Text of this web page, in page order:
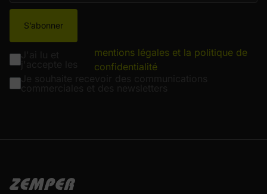
S’abonner
mentions légales et la politique de
confidentialité